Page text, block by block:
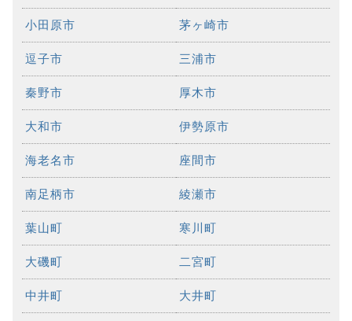
小田原市 茅ヶ崎市
逗子市 三浦市
秦野市 厚木市
大和市 伊勢原市
海老名市 座間市
南足柄市 綾瀬市
葉山町 寒川町
大磯町 二宮町
中井町 大井町